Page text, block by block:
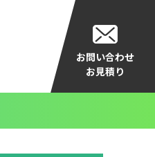
お問い合わせ
お見積り